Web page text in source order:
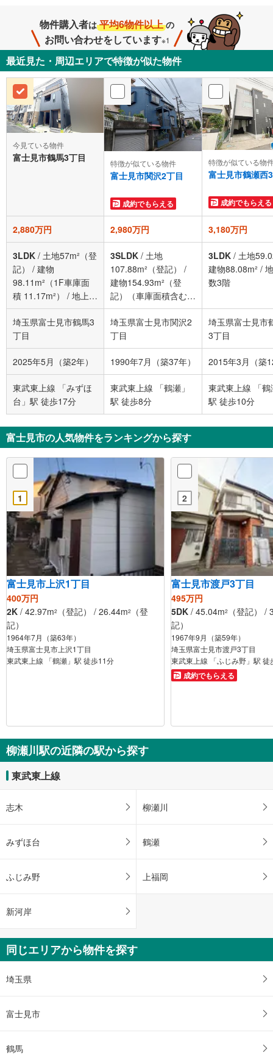
物件購入者は 平均6物件以上 の
お問い合わせをしています※1
最近見た・周辺エリアで特徴が似た物件
今見ている物件
富士見市鶴馬3丁目
特徴が似ている物件
富士見市関沢2丁目
成約でもらえる
特徴が似ている物
富士見市鶴瀬西
成約でもらえる
2,880万円 2,980万円 3,180万円
3LDK / 土地57m²（登
記）
/ 建物
98.11m²（1F車庫面
積 11.17m²）
/ 地上階
数3階
3SLDK / 土地
107.88m²（登記）
/
建物154.93m²（登
記）（車庫面積含む）
/地上2階建地下1階
3LDK / 土地
建物88.08m² /
数3階
埼玉県富士見市鶴馬3
丁目
埼玉県富士見市関沢2
丁目
埼玉県富士見市
3丁目
2025年5月（築2年） 1990年7月（築37年） 2015年3月（築
東武東上線 「みずほ
台」駅 徒歩17分
東武東上線 「鶴瀬」
駅 徒歩8分
東武東上線 「鶴
駅 徒歩10分
富士見市の人気物件をランキングから探す
1
富士見市上沢1丁目
400万円
2K / 42.97m2 （登記） / 26.44m2
（登
記）
1964年7月（築63年）
埼玉県富士見市上沢1丁目
東武東上線 「鶴瀬」駅 徒歩11分
2
富士見市渡戸3丁目
495万円
5DK / 45.04m2
（登記） /
記）
1967年9月（築59年）
埼玉県富士見市渡戸3丁目
東武東上線 「ふじみ野」駅 徒
成約でもらえる
柳瀬川駅の近隣の駅から探す
東武東上線
志木 柳瀬川
みずほ台 鶴瀬
ふじみ野 上福岡
新河岸
同じエリアから物件を探す
埼玉県
富士見市
鶴馬